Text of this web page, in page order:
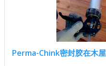
Perma-Chink密封胶在木